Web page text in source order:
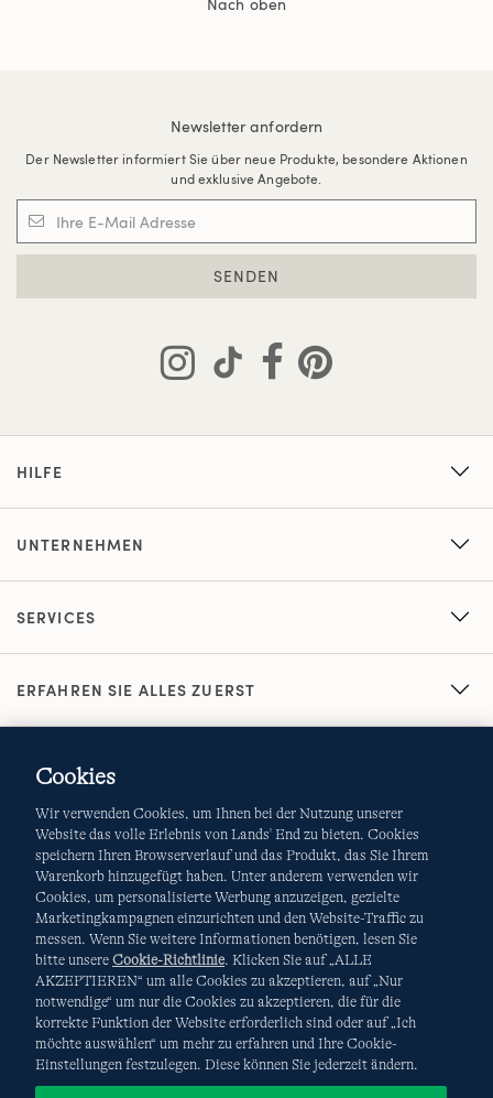
Newsletter anfordern
Der Newsletter informiert Sie über neue Produkte, besondere Aktionen
und exklusive Angebote.
SENDEN
HILFE
UNTERNEHMEN
SERVICES
ERFAHREN SIE ALLES ZUERST
AGB Datenschutz & Sicherheit
Cookies-Ich möchte auswählen Site Map
Internationale Websites
Diese Website ist durch reCAPTCHA geschützt. Es gelten die
DatenschutzerklärungundNutzungsbedingungen
Google.
Cookies
Wir verwenden Cookies, um Ihnen bei der Nutzung unserer
Website das volle Erlebnis von Lands' End zu bieten. Cookies
speichern Ihren Browserverlauf und das Produkt, das Sie Ihrem
Warenkorb hinzugefügt haben. Unter anderem verwenden wir
Cookies, um personalisierte Werbung anzuzeigen, gezielte
Marketingkampagnen einzurichten und den Website-Traffic zu
messen. Wenn Sie weitere Informationen benötigen, lesen Sie
bitte unsere Cookie-Richtlinie. Klicken Sie auf „ALLE
AKZEPTIEREN“ um alle Cookies zu akzeptieren, auf „Nur
notwendige“ um nur die Cookies zu akzeptieren, die für die
korrekte Funktion der Website erforderlich sind oder auf „Ich
möchte auswählen“ um mehr zu erfahren und Ihre Cookie-
Einstellungen festzulegen. Diese können Sie jederzeit ändern.